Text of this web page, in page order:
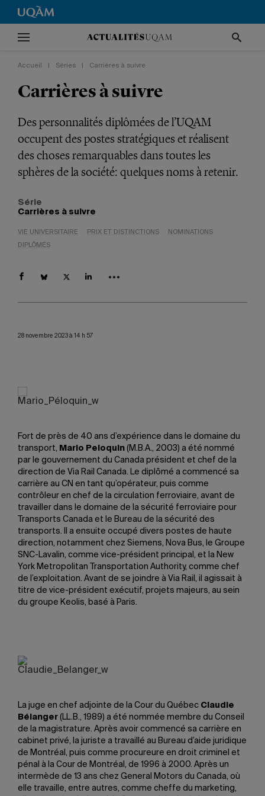
Accueil Séries Carrières à suivre
Carrières à suivre
Des personnalités diplômées de l’UQAM
occupent des postes stratégiques et réalisent
des choses remarquables dans toutes les
sphères de la société: quelques noms à retenir.
Série
Carrières à suivre
VIE UNIVERSITAIRE PRIX ET DISTINCTIONS
NOMINATIONS
DIPLÔMÉS
28 novembre 2023 à 14 h 57
Fort de près de 40 ans d’expérience dans le domaine du
transport, Mario Peloquin (M.B.A., 2003) a été nommé
par le gouvernement du Canada président et chef de la
direction de Via Rail Canada. Le diplômé a commencé sa
carrière au CN en tant qu’opérateur, puis comme
contrôleur en chef de la circulation ferroviaire, avant de
travailler dans le domaine de la sécurité ferroviaire pour
Transports Canada et le Bureau de la sécurité des
transports. Il a ensuite occupé divers postes de haute
direction, notamment chez Siemens, Nova Bus, le Groupe
SNC-Lavalin, comme vice-président principal, et la New
York Metropolitan Transportation Authority, comme chef
de l’exploitation. Avant de se joindre à Via Rail, il agissait à
titre de vice-président exécutif, projets majeurs, au sein
du groupe Keolis, basé à Paris.
La juge en chef adjointe de la Cour du Québec Claudie
Bélanger (LL.B., 1989) a été nommée membre du Conseil
de la magistrature. Après avoir commencé sa carrière en
cabinet privé, la juriste a travaillé au Bureau d’aide juridique
de Montréal, puis comme procureure en droit criminel et
pénal à la Cour de Montréal, de 1996 à 2000. Après un
intermède de 13 ans chez General Motors du Canada, où
elle travaille, entre autres, comme cheffe du marketing,